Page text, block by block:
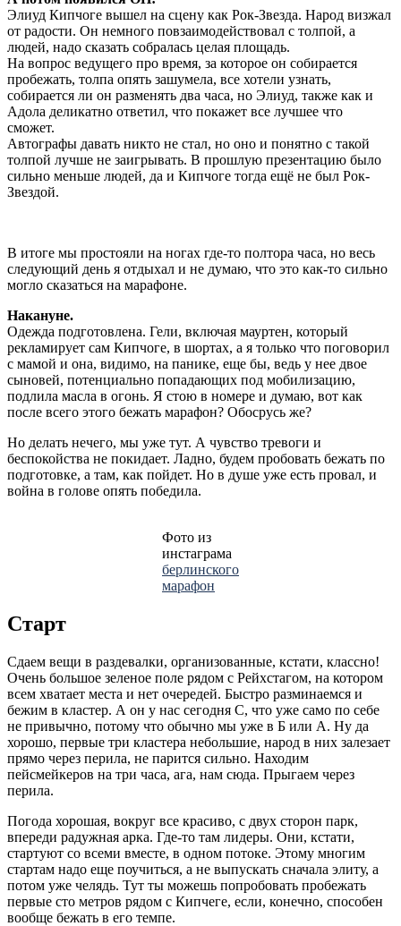
Элиуд Кипчоге вышел на сцену как Рок-Звезда. Народ визжал
от радости. Он немного повзаимодействовал с толпой, а
людей, надо сказать собралась целая площадь.
На вопрос ведущего про время, за которое он собирается
пробежать, толпа опять зашумела, все хотели узнать,
собирается ли он разменять два часа, но Элиуд, также как и
Адола деликатно ответил, что покажет все лучшее что
сможет.
Автографы давать никто не стал, но оно и понятно с такой
толпой лучше не заигрывать. В прошлую презентацию было
сильно меньше людей, да и Кипчоге тогда ещё не был Рок-
Звездой.
В итоге мы простояли на ногах где-то полтора часа, но весь
следующий день я отдыхал и не думаю, что это как-то сильно
могло сказаться на марафоне.
Накануне.
Одежда подготовлена. Гели, включая мауртен, который
рекламирует сам Кипчоге, в шортах, а я только что поговорил
с мамой и она, видимо, на панике, еще бы, ведь у нее двое
сыновей, потенциально попадающих под мобилизацию,
подлила масла в огонь. Я стою в номере и думаю, вот как
после всего этого бежать марафон? Обосрусь же?
Но делать нечего, мы уже тут. А чувство тревоги и
беспокойства не покидает. Ладно, будем пробовать бежать по
подготовке, а там, как пойдет. Но в душе уже есть провал, и
война в голове опять победила.
Фото из
инстаграма
берлинского
марафон
Старт
Сдаем вещи в раздевалки, организованные, кстати, классно!
Очень большое зеленое поле рядом с Рейхстагом, на котором
всем хватает места и нет очередей. Быстро разминаемся и
бежим в кластер. А он у нас сегодня С, что уже само по себе
не привычно, потому что обычно мы уже в Б или А. Ну да
хорошо, первые три кластера небольшие, народ в них залезает
прямо через перила, не парится сильно. Находим
пейсмейкеров на три часа, ага, нам сюда. Прыгаем через
перила.
Погода хорошая, вокруг все красиво, с двух сторон парк,
впереди радужная арка. Где-то там лидеры. Они, кстати,
стартуют со всеми вместе, в одном потоке. Этому многим
стартам надо еще поучиться, а не выпускать сначала элиту, а
потом уже челядь. Тут ты можешь попробовать пробежать
первые сто метров рядом с Кипчеге, если, конечно, способен
вообще бежать в его темпе.